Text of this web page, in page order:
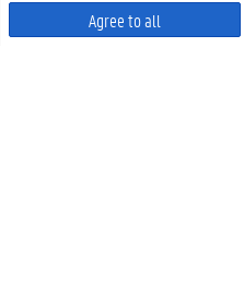
Agree to all